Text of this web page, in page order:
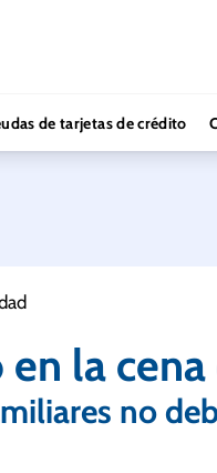
de tarjetas de crédito
la
no